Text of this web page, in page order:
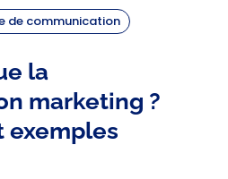
de communication
la
marketing ?
exemples